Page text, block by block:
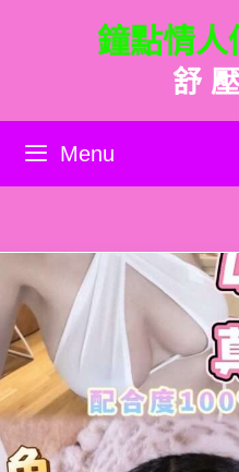
內
鐘點情人
舒
Menu